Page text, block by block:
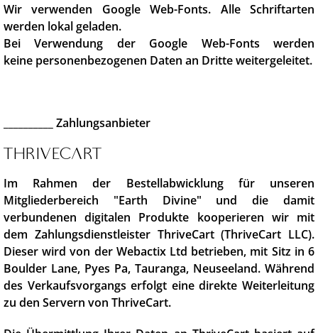
Wir verwenden Google Web-Fonts. Alle Schriftarten
werden lokal geladen.
Bei Verwendung der Google Web-Fonts werden
keine personenbezogenen Daten an Dritte weitergeleitet.
__________ Zahlungsanbieter
ThriveCart
Im Rahmen der Bestellabwicklung für unseren
Mitgliederbereich "Earth Divine" und die damit
verbundenen digitalen Produkte kooperieren wir mit
dem Zahlungsdienstleister ThriveCart (ThriveCart LLC).
Dieser wird von der Webactix Ltd betrieben, mit Sitz in 6
Boulder Lane, Pyes Pa, Tauranga, Neuseeland. Während
des Verkaufsvorgangs erfolgt eine direkte Weiterleitung
zu den Servern von ThriveCart.